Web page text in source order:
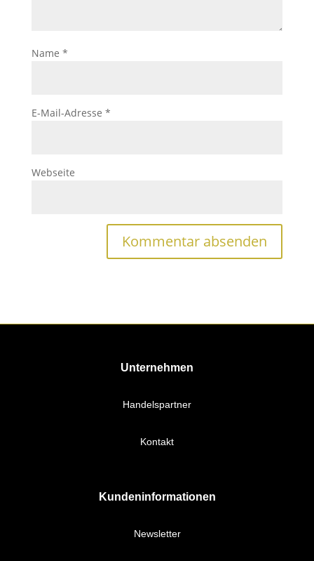
Name *
E-Mail-Adresse *
Webseite
Unternehmen
Handelspartner
Kontakt
Kundeninformationen
Newsletter